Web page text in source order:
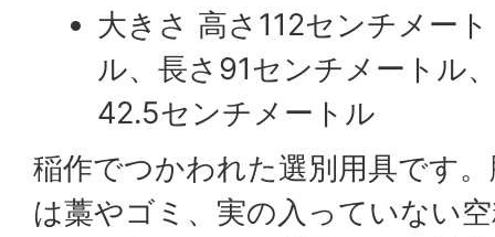
大きさ 高さ112センチメート
ル、長さ91センチメートル
42.5センチメートル
稲作でつかわれた選別用具です
は藁やゴミ、実の入っていない